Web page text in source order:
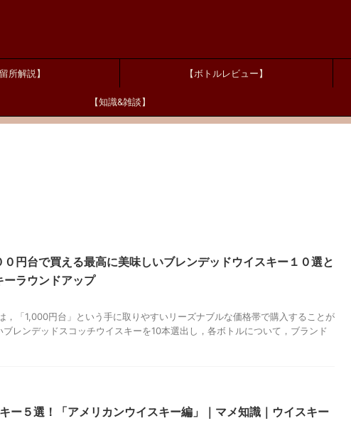
所解説】 【ボトルレビュー】
【知識&雑談】
０円台で買える最高に美味しいブレンデッドウイスキー１０選と
ーラウンドアップ
，「1,000円台」という手に取りやすいリーズナブルな価格帯で購入することが
レンデッドスコッチウイスキーを10本選出し，各ボトルについて，ブランド
ー５選！「アメリカンウイスキー編」｜マメ知識｜ウイスキー